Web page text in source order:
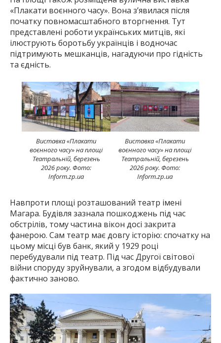
«Плакати воєнного часу». Вона з’явилася після
початку повномасштабного вторгнення. Тут
представлені роботи українських митців, які
ілюструють боротьбу українців і водночас
підтримують мешканців, нагадуючи про гідність
та єдність.
Виставка «Плакати
воєнного часу» на площі
Театральній, березень
2026 року. Фото:
Inform.zp.ua
Виставка «Плакати
воєнного часу» на площі
Театральній, березень
2026 року. Фото:
Inform.zp.ua
Навпроти площі розташований театр імені
Магара. Будівля зазнала пошкоджень під час
обстрілів, тому частина вікон досі закрита
фанерою. Сам театр має довгу історію: спочатку на
цьому місці був банк, який у 1929 році
перебудували під театр. Під час Другої світової
війни споруду зруйнували, а згодом відбудували
фактично заново.